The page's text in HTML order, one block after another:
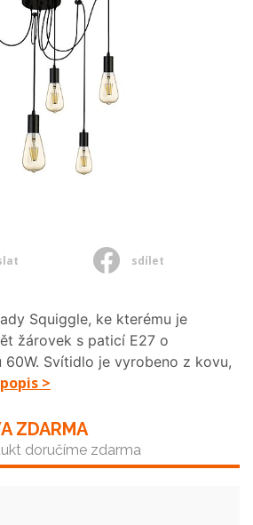
sdílet
Squiggle, ke kterému je
žárovek s paticí E27 o
60W. Svítidlo je vyrobeno z kovu,
>
ZDARMA
doručíme zdarma